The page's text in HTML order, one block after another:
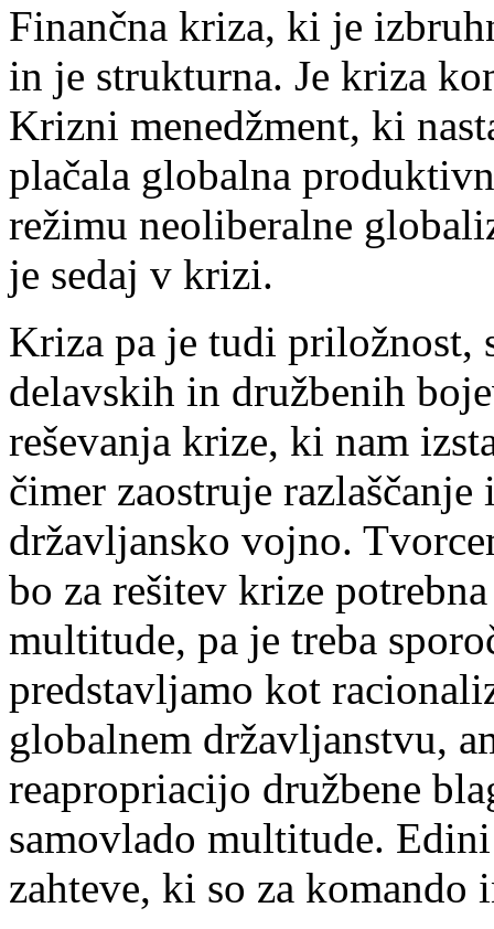
Finančna kriza, ki je
in je strukturna. Je kriza
Krizni menedžment, ki
plačala globalna
režimu neoliberalne
je sedaj v krizi.
Kriza pa je tudi priložnost,
delavskih in družbenih
reševanja krize, ki nam
čimer zaostruje
državljansko vojno.
bo za rešitev krize
multitude, pa je treba
predstavljamo kot
globalnem državljanstvu,
reapropriacijo družbene
samovlado multitude.
zahteve, ki so za komando